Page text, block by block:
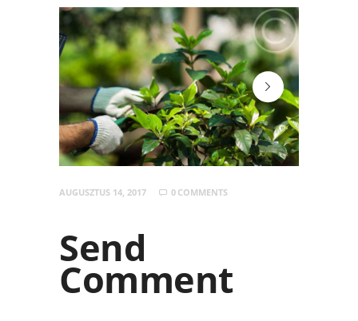
header-bg
AUGUSZTUS 14, 2017 0 COMMENTS
Send
Comment